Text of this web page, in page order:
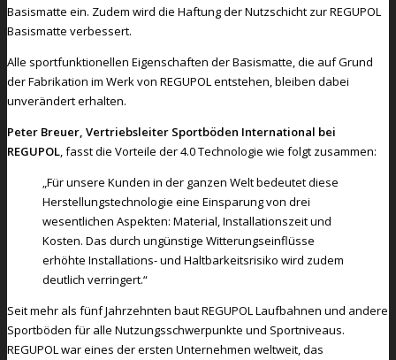
Basismatte ein. Zudem wird die Haftung der Nutzschicht zur REGUPOL
Basismatte verbessert.
Alle sportfunktionellen Eigenschaften der Basismatte, die auf Grund
der Fabrikation im Werk von REGUPOL entstehen, bleiben dabei
unverändert erhalten.
Peter Breuer, Vertriebsleiter Sportböden International bei
REGUPOL, fasst die Vorteile der 4.0 Technologie wie folgt zusammen:
„Für unsere Kunden in der ganzen Welt bedeutet diese
Herstellungstechnologie eine Einsparung von drei
wesentlichen Aspekten: Material, Installationszeit und
Kosten. Das durch ungünstige Witterungseinflüsse
erhöhte Installations- und Haltbarkeitsrisiko wird zudem
deutlich verringert.“
Seit mehr als fünf Jahrzehnten baut REGUPOL Laufbahnen und andere
Sportböden für alle Nutzungsschwerpunkte und Sportniveaus.
REGUPOL war eines der ersten Unternehmen weltweit, das